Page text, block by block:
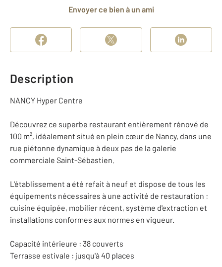
Envoyer ce bien à un ami
Description
NANCY Hyper Centre
Découvrez ce superbe restaurant entièrement rénové de
100 m², idéalement situé en plein cœur de Nancy, dans une
rue piétonne dynamique à deux pas de la galerie
commerciale Saint-Sébastien.
L'établissement a été refait à neuf et dispose de tous les
équipements nécessaires à une activité de restauration :
cuisine équipée, mobilier récent, système d'extraction et
installations conformes aux normes en vigueur.
Capacité intérieure : 38 couverts
Terrasse estivale : jusqu'à 40 places